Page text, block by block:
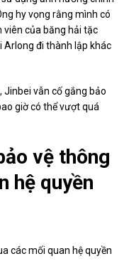
hy vọng rằng mình có
viên của băng hải tặc
Arlong đi thành lập khác
Jinbei vẫn cố gắng bảo
giờ có thể vượt quá
vệ thông
hệ quyền